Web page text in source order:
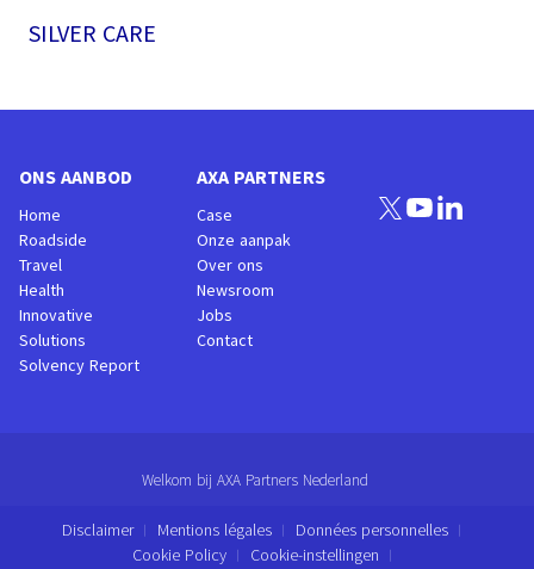
SILVER CARE
ONS AANBOD
Home
Roadside
Travel
Health
Innovative
Solutions
Solvency Report
AXA PARTNERS
Case
Onze aanpak
Over ons
Newsroom
Jobs
Contact
Welkom bij AXA Partners Nederland
Disclaimer Mentions légales
Données personnelles
Cookie Policy
Cookie-instellingen